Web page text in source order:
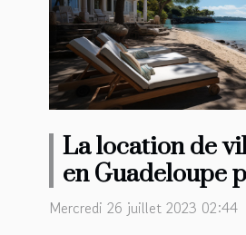
La location de
en Guadeloupe
passer ses
Mercredi 26 juillet 2023 02:44